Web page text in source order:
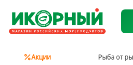
Акции Рыба от